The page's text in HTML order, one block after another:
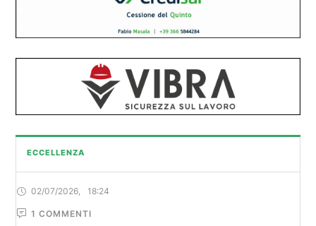
ECCELLENZA
02/07/2026 18:24
1 COMMENTI